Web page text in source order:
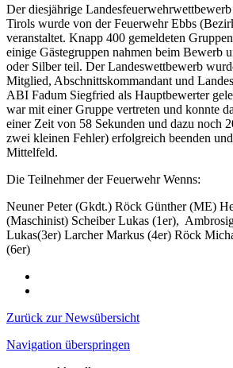
Der diesjährige
Tirols wurde von der Feuerwehr Ebbs
veranstaltet. Knapp 400 gemeldeten
einige Gästegruppen nahmen beim Bewerb
oder Silber teil. Der Landeswettbewerb
Mitglied, Abschnittskommandant und
ABI Fadum Siegfried als Hauptbewerter
war mit einer Gruppe vertreten und konnte
einer Zeit von 58 Sekunden und dazu noch
zwei kleinen Fehler) erfolgreich beenden
Mittelfeld.
Die Teilnehmer der Feuerwehr Wenns:
Neuner Peter (Gkdt.) Röck Günther (ME)
(Maschinist) Scheiber Lukas (1er),
Lukas(3er) Larcher Markus (4er) Röck
(6er)
Zurück zur Newsübersicht
Navigation überspringen